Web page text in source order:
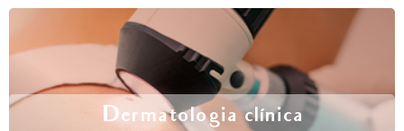
Dermatologia clínica